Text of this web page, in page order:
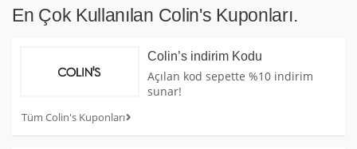
En Çok Kullanılan Colin's Kuponları.
Tüm Colin's Kuponları
Colin’s indirim Kodu
Açılan kod sepette %10 indirim
sunar!